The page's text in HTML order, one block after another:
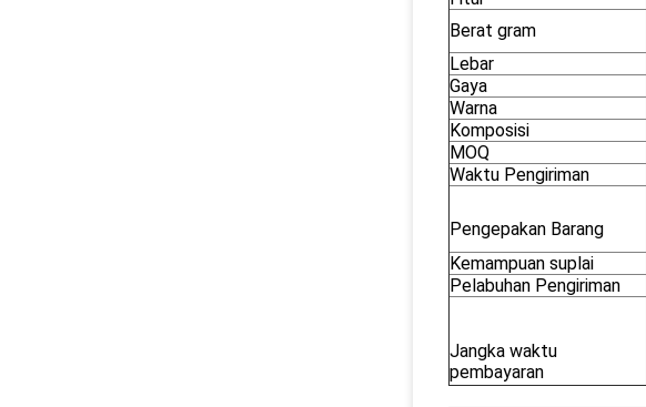
Berat gram
Lebar
Gaya
Warna
Komposisi
MOQ
Waktu Pengiriman
Pengepakan Barang
Kemampuan suplai
Pelabuhan Pengiriman
Jangka waktu
pembayaran